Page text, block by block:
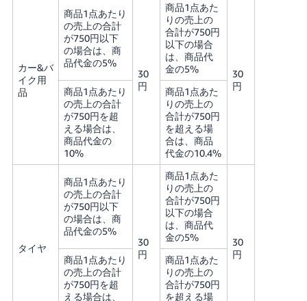
カー&バ
イク用
品
商品1点あたり
の売上の合計
が750円以下
の場合は、商
品代金の5%
30
円
商品1点あた
りの売上の
合計が750円
以下の場合
は、商品代
金の5%
30
円
商品1点あたり
の売上の合計
が750円を超
える場合は、
商品代金の
10%
商品1点あた
りの売上の
合計が750円
を超える場
合は、商品
代金の10.4%
タイヤ
商品1点あたり
の売上の合計
が750円以下
の場合は、商
品代金の5%
30
円
商品1点あた
りの売上の
合計が750円
以下の場合
は、商品代
金の5%
30
円
商品1点あたり
の売上の合計
が750円を超
える場合は、
商品1点あた
りの売上の
合計が750円
を超える場